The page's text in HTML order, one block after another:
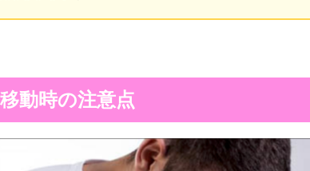
動時の注意点